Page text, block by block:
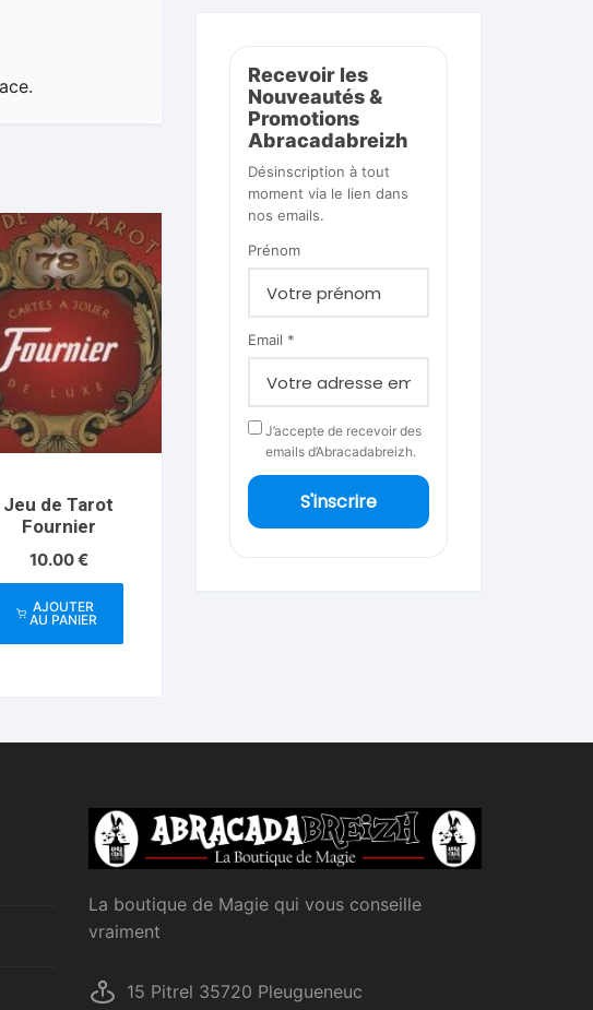
Jeu de Tarot
Fournier
10.00€
AJOUTER
AU PANIER
Recevoir les
Nouveautés &
Promotions
Abracadabreizh
Désinscription à tout
moment via le lien dans
nos emails.
Prénom
Email *
J’accepte de recevoir des
emails d’Abracadabreizh.
S'inscrire
La boutique de Magie qui vous conseille
vraiment
15 Pitrel 35720 Pleugueneuc